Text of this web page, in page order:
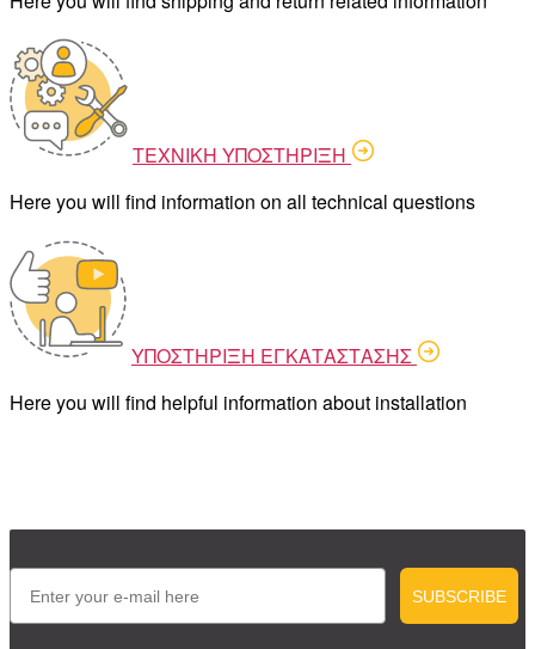
ΤΕΧΝΙΚΗ ΥΠΟΣΤΗΡΙΞΗ
Here you will find information on all technical questions
ΥΠΟΣΤΗΡΙΞΗ ΕΓΚΑΤΑΣΤΑΣΗΣ
Here you will find helpful information about installation
Email
SUBSCRIBE